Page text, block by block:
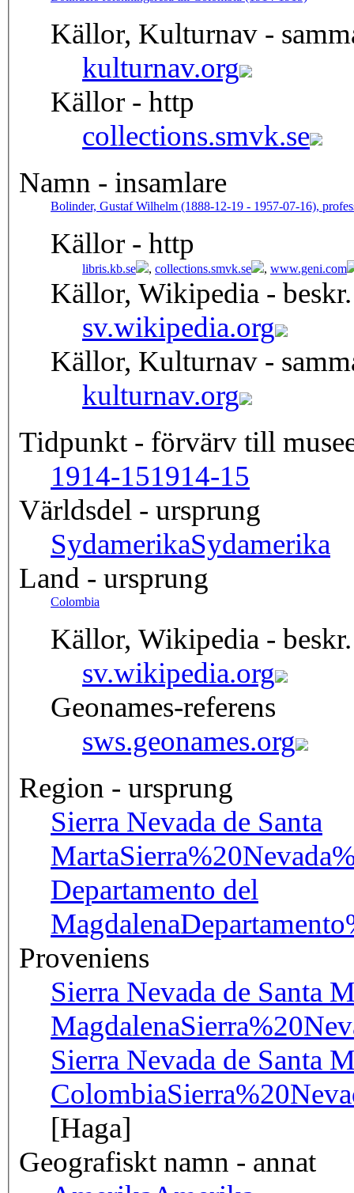
Källor, Kulturnav -
kulturnav.org
Källor - http
collections.smvk.se
Namn - insamlare
Bolinder, Gustaf Wilhelm (1888-12-19 - 1957-07-16),
Källor - http
libris.kb.se , collections.smvk.se , www.geni.com
Källor, Wikipedia -
sv.wikipedia.org
Källor, Kulturnav -
kulturnav.org
Tidpunkt - förvärv till
1914-151914-15
Världsdel - ursprung
SydamerikaSydamerika
Land - ursprung
Colombia
Källor, Wikipedia -
sv.wikipedia.org
Geonames-referens
sws.geonames.org
Region - ursprung
Sierra Nevada de Santa
Marta
Departamento del
Magdalena
Proveniens
Sierra Nevada de Santa
Magdalena
Sierra Nevada de Santa
Colombia
[Haga]
Geografiskt namn - annat